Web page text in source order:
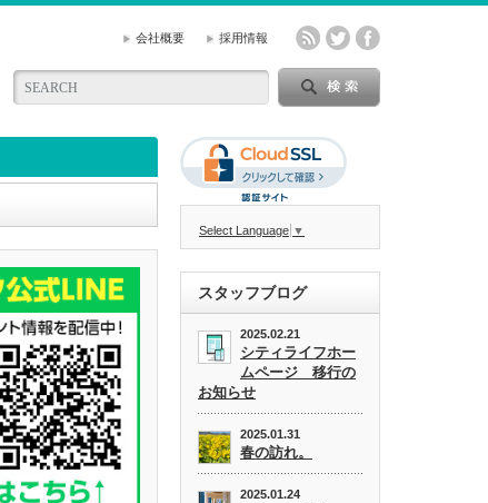
会社概要 採用情報
Select Language ▼
スタッフブログ
2025.02.21
シティライフホー
ムページ 移行の
お知らせ
2025.01.31
春の訪れ。
2025.01.24